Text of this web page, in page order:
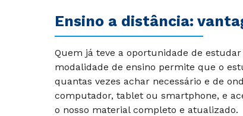
Ensino a distância:
Quem já teve a oportunidade de
modalidade de ensino permite que o
quantas vezes achar necessário e de
computador, tablet ou smartphone, e
o nosso material completo e atualizado.